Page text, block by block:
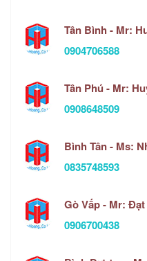
Tân Bình - Mr:
0904706588
Tân Phú - Mr:
0908648509
Bình Tân - Ms:
0835748593
Gò Vấp - Mr: Đạt
0906700438